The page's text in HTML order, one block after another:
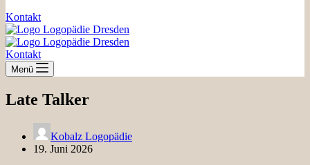
Kontakt
Kontakt
Menü
Late Talker
Kobalz Logopädie
19. Juni 2026